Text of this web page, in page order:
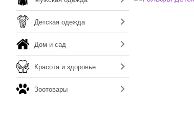
Детская одежда
Дом и сад
Красота и здоровье
Зоотовары